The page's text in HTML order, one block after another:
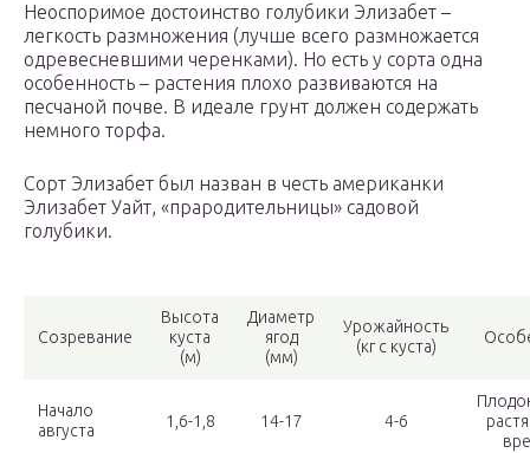
Неоспоримое достоинство голубики Элизабет –
легкость размножения (лучше всего размножается
одревесневшими черенками). Но есть у сорта одна
особенность – растения плохо развиваются на
песчаной почве. В идеале грунт должен содержать
немного торфа.
Сорт Элизабет был назван в честь американки
Элизабет Уайт, «прародительницы» садовой
голубики.
Созревание
Высота
куста
(м)
Диаметр
ягод
(мм)
Урожайность
(кг с куста)
Начало
августа
1,6-1,8 14-17 4-6